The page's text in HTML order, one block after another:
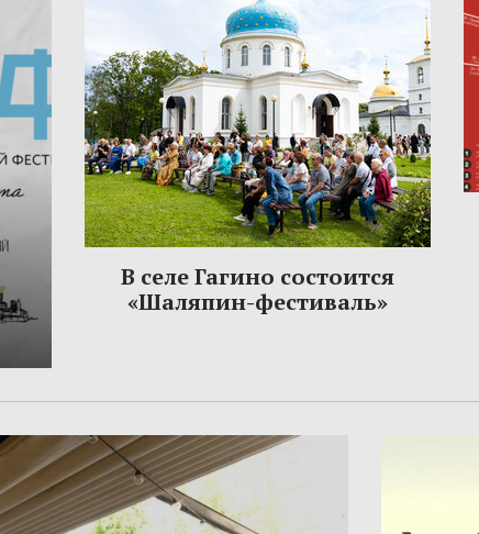
В селе Гагино состоится
«Шаляпин-фестиваль»